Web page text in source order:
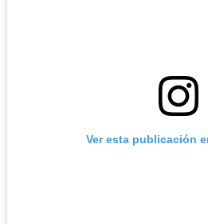
Ver esta publicación